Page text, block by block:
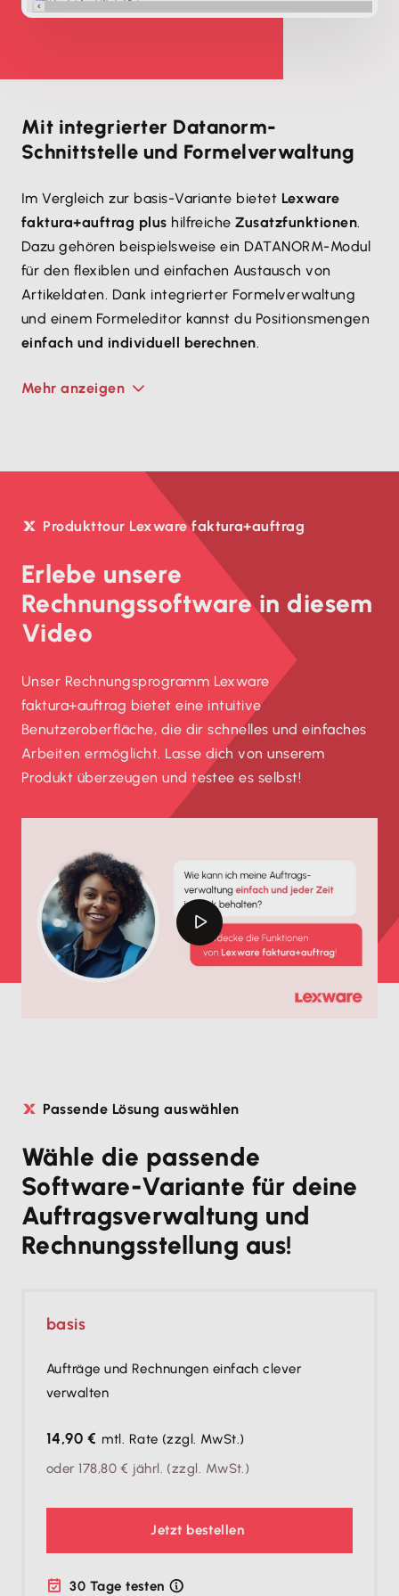
Mit integrierter Datanorm-
Schnittstelle und Formelverwaltung
Im Vergleich zur basis-Variante bietet Lexware
faktura+auftrag plus hilfreicheZusatzfunktionen.
Dazu gehören beispielsweise ein DATANORM-Modul
für den flexiblen und einfachen Austausch von
Artikeldaten. Dank integrierter Formelverwaltung
und einem Formeleditor kannst du Positionsmengen
einfach und individuell berechnen.
Mehr anzeigen
Produkttour Lexware faktura+auftrag
Erlebe unsere
Rechnungssoftware in diesem
Video
Unser Rechnungsprogramm Lexware
faktura+auftrag bietet eine intuitive
Benutzeroberfläche, die dir schnelles und einfaches
Arbeiten ermöglicht. Lasse dich von unserem
Produkt überzeugen und testee es selbst!
Passende Lösung auswählen
Wähle die passende
Software-Variante für deine
Auftragsverwaltung und
Rechnungsstellung aus!
basis
Aufträge und Rechnungen einfach clever
verwalten
14,90 € mtl. Rate (zzgl. MwSt.)
oder178,80 € jährl. (zzgl. MwSt.)
Jetzt bestellen
30 Tage testen